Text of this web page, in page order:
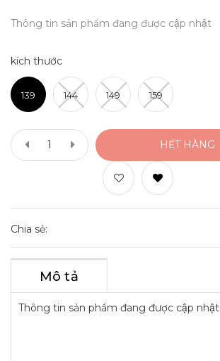
Thông tin sản phẩm đang được cập nhật
kích thước
139 144 149 159
HẾT HÀNG
Chia sẻ:
Mô tả
Thông tin sản phẩm đang được cập nhật